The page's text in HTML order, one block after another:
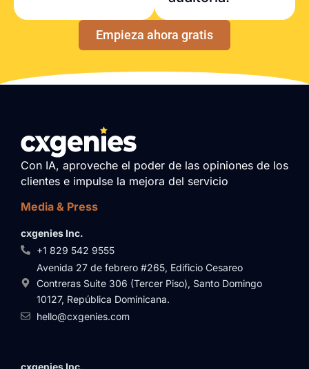
Empieza ahora gratis
Con IA, aproveche el poder de las opiniones de los
clientes e impulse la mejora del servicio
Media & Press
cxgenies Inc.
+1 829 542 9555
Avenida 27 de febrero #265, Edificio Cesareo
Contreras Suite 306 (Tercer Piso), Santo Domingo
10127, República Dominicana.
hello@cxgenies.com
cxgenies Inc.